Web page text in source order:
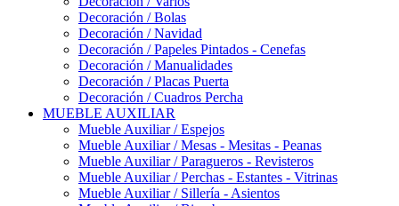
Decoración / Bolas
Decoración / Navidad
Decoración / Papeles Pintados - Cenefas
Decoración / Manualidades
Decoración / Placas Puerta
Decoración / Cuadros Percha
MUEBLE AUXILIAR
Mueble Auxiliar / Espejos
Mueble Auxiliar / Mesas - Mesitas - Peanas
Mueble Auxiliar / Paragueros - Revisteros
Mueble Auxiliar / Perchas - Estantes - Vitrinas
Mueble Auxiliar / Sillería - Asientos